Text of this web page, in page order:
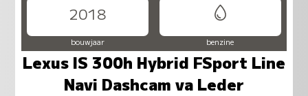
2018
bouwjaar benzine
Lexus IS 300h Hybrid FSport Line
Navi Dashcam va Leder